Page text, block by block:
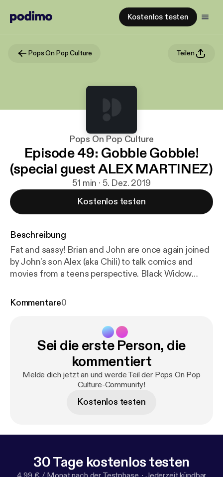
Kostenlos testen
Pops On Pop Culture Teilen
Pops On Pop Culture
Episode 49: Gobble Gobble!
(special guest ALEX MARTINEZ)
51 min · 5. Dez. 2019
Kostenlos testen
Beschreibung
Fat and sassy! Brian and John are once again joined
by John's son Alex (aka Chili) to talk comics and
movies from a teens perspective. Black Widow
Chi and gives his thoughts on how he might fit into
Brian both watched half of The Irishman! Follow us
on Instagram at Pops On Pop Culture, on Twitter
@themicmaniacs, like the Facebook page, and send
e-mails with comments, suggestions, and
questions to popsonpopculture@gmail.com, also
patreon.com/popsonpopculture.
Kommentare0
Sei die erste Person, die
kommentiert
Melde dich jetzt an und werde Teil der Pops On Pop
Culture-Community!
Kostenlos testen
30 Tage kostenlos testen